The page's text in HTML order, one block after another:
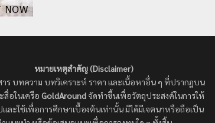
หมายเหตุสำคัญ (Disclaimer)
าร บทความ บทวิเคราะห์ ราคา และเนื้อหาอื่น ๆ ที่ปรากฏบน
สื่อในเครือ GoldAroundจัดทำขึ้นเพื่อวัตถุประสงค์ในการให้
ละใช้เพื่อการศึกษาเบื้องต้นเท่านั้น มิได้มีเจตนาหรือถือเป็น